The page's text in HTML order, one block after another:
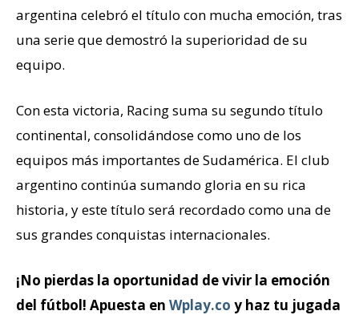
argentina celebró el título con mucha emoción, tras
una serie que demostró la superioridad de su
equipo.
Con esta victoria, Racing suma su segundo título
continental, consolidándose como uno de los
equipos más importantes de Sudamérica. El club
argentino continúa sumando gloria en su rica
historia, y este título será recordado como una de
sus grandes conquistas internacionales.
¡No pierdas la oportunidad de vivir la emoción
del fútbol! Apuesta en Wplay.co y haz tu jugada